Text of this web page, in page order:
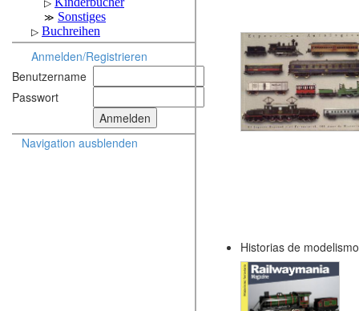
Anmelden/Registrieren
Benutzername
Passwort
Navigation ausblenden
Historias de